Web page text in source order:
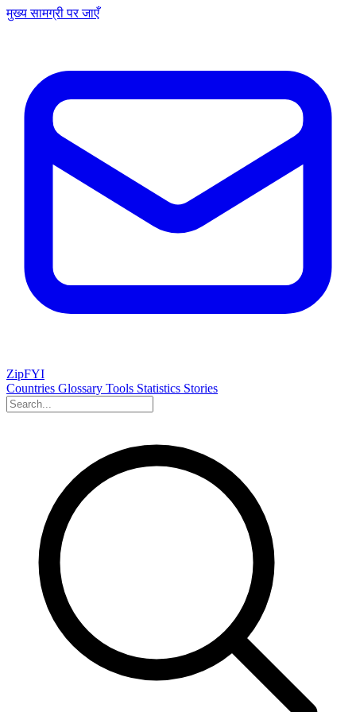
मुख्य सामग्री पर जाएँ
ZipFYI
Countries Glossary Tools Statistics Stories